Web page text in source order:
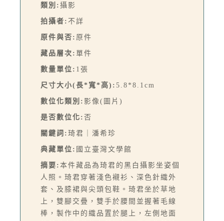
類別: 攝影
拍攝者: 不詳
原件與否: 原件
藏品層次: 單件
數量單位: 1張
尺寸大小(長*寬*高): 5.8*8.1cm
數位化類別: 影像(圖片)
是否數位化: 否
關鍵詞: 琦君｜潘希珍
典藏單位: 國立臺灣文學館
摘要: 本件藏品為琦君的黑白攝影坐姿個
人照。琦君穿著淺色襯衫、深色針織外
套、及膝裙與尖頭包鞋。琦君坐於草地
上，雙腳交疊，雙手於腰間並握著毛線
棒，製作中的織品置於腿上，左側地面